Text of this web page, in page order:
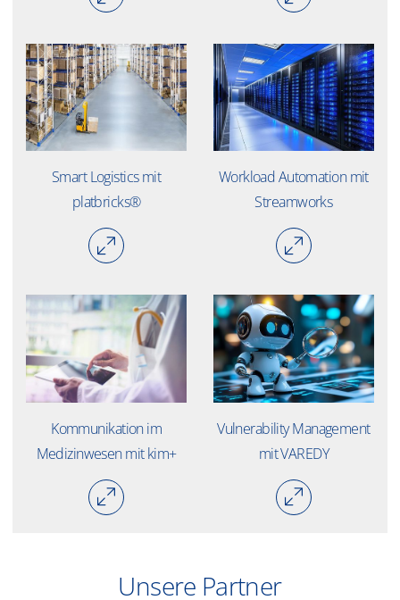
Smart Logistics mit
platbricks®
Workload Automation mit
Streamworks
Kommunikation im
Medizinwesen mit kim+
Vulnerability Management
mit VAREDY
Unsere Partner